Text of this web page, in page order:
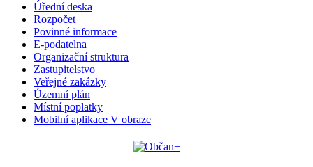
Úřední deska
Rozpočet
Povinné informace
E-podatelna
Organizační struktura
Zastupitelstvo
Veřejné zakázky
Územní plán
Místní poplatky
Mobilní aplikace V obraze